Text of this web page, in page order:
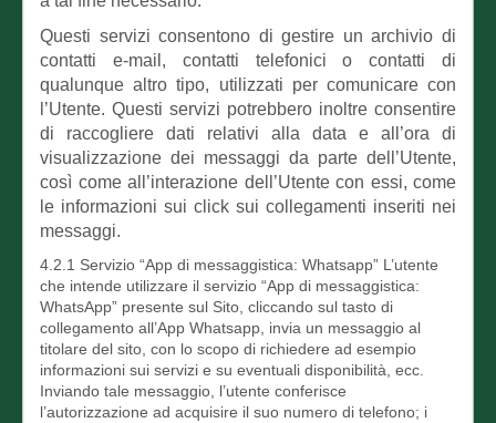
Questi servizi consentono di gestire un archivio di
contatti e-mail, contatti telefonici o contatti di
qualunque altro tipo, utilizzati per comunicare con
l’Utente. Questi servizi potrebbero inoltre consentire
di raccogliere dati relativi alla data e all’ora di
visualizzazione dei messaggi da parte dell’Utente,
così come all’interazione dell’Utente con essi, come
le informazioni sui click sui collegamenti inseriti nei
messaggi.
4.2.1 Servizio “App di messaggistica: Whatsapp” L’utente
che intende utilizzare il servizio “App di messaggistica:
WhatsApp” presente sul Sito, cliccando sul tasto di
collegamento all’App Whatsapp, invia un messaggio al
titolare del sito, con lo scopo di richiedere ad esempio
informazioni sui servizi e su eventuali disponibilità, ecc.
Inviando tale messaggio, l’utente conferisce
l’autorizzazione ad acquisire il suo numero di telefono; i